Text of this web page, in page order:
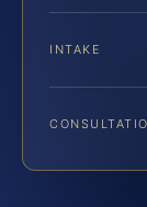
INTAKE